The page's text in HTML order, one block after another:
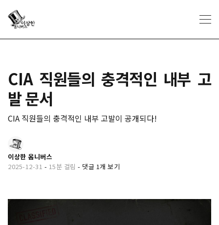
CIA 직원들의 충격적인 내부 고
발 문서
CIA 직원들의 충격적인 내부 고발이 공개되다!
이상한 옴니버스
2025-12-31 - 15분 걸림 - 댓글 1개 보기